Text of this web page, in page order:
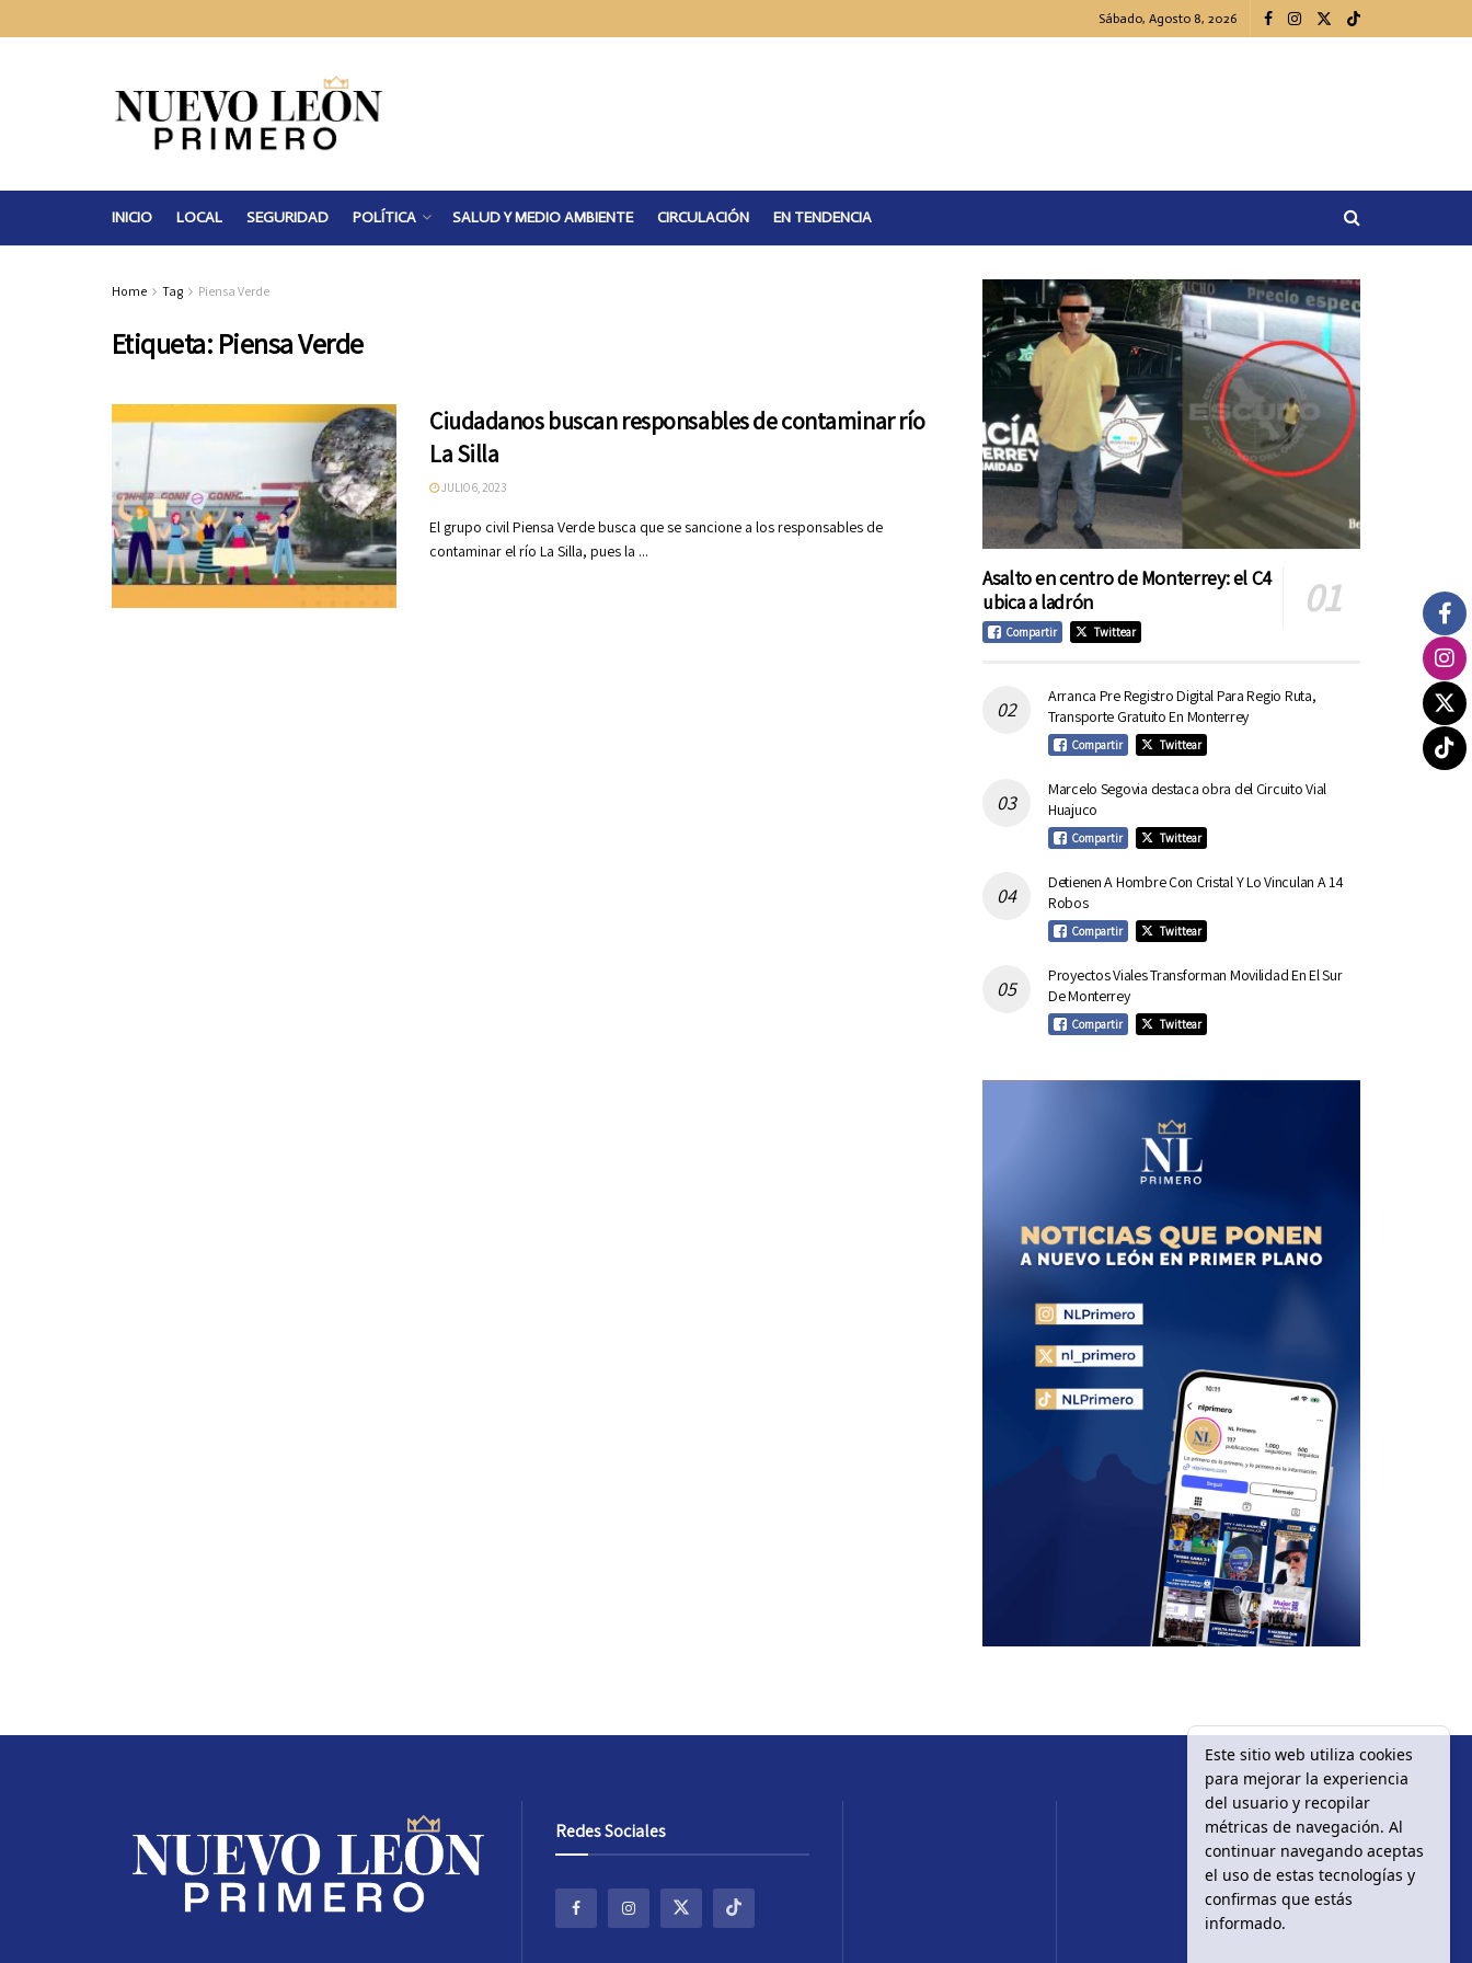
Sábado, Agosto 8, 2026
INICIO LOCAL SEGURIDAD POLÍTICA SALUD Y MEDIO AMBIENTE CIRCULACIÓN EN TENDENCIA
Home Tag Piensa Verde
Etiqueta: Piensa Verde
Ciudadanos buscan responsables de contaminar río
La Silla
JULIO 6, 2023
El grupo civil Piensa Verde busca que se sancione a los responsables de
contaminar el río La Silla, pues la ...
Asalto en centro de Monterrey: el C4
ubica a ladrón
Compartir Twittear
Arranca Pre Registro Digital Para Regio Ruta,
Transporte Gratuito En Monterrey
Compartir Twittear
Marcelo Segovia destaca obra del Circuito Vial
Huajuco
Compartir Twittear
Detienen A Hombre Con Cristal Y Lo Vinculan A 14
Robos
Compartir Twittear
Proyectos Viales Transforman Movilidad En El Sur
De Monterrey
Compartir Twittear
Redes Sociales
Este sitio web utiliza cookies
para mejorar la experiencia
del usuario y recopilar
métricas de navegación. Al
continuar navegando aceptas
el uso de estas tecnologías y
confirmas que estás
informado.